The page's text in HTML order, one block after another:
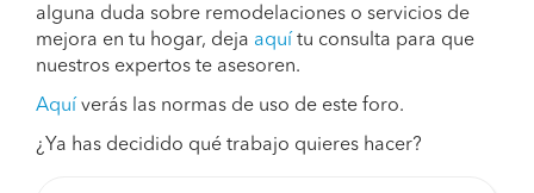
alguna duda sobre remodelaciones o servicios de
mejora en tu hogar, deja aquí tu consulta para que
nuestros expertos te asesoren.
Aquí verás las normas de uso de este foro.
¿Ya has decidido qué trabajo quieres hacer?